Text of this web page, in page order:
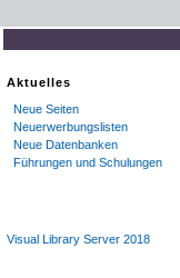
Aktuelles
Neue Seiten
Neuerwerbungslisten
Neue Datenbanken
Führungen und Schulungen
Visual Library Server 2018